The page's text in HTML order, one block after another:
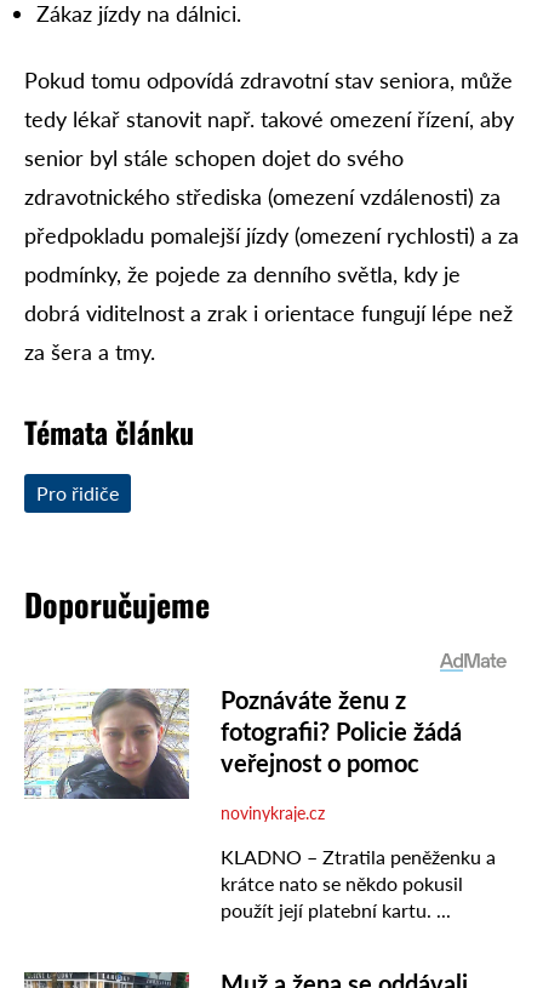
Zákaz jízdy na dálnici.
Pokud tomu odpovídá zdravotní stav seniora, může
tedy lékař stanovit např. takové omezení řízení, aby
senior byl stále schopen dojet do svého
zdravotnického střediska (omezení vzdálenosti) za
předpokladu pomalejší jízdy (omezení rychlosti) a za
podmínky, že pojede za denního světla, kdy je
dobrá viditelnost a zrak i orientace fungují lépe než
za šera a tmy.
Témata článku
Pro řidiče
Doporučujeme